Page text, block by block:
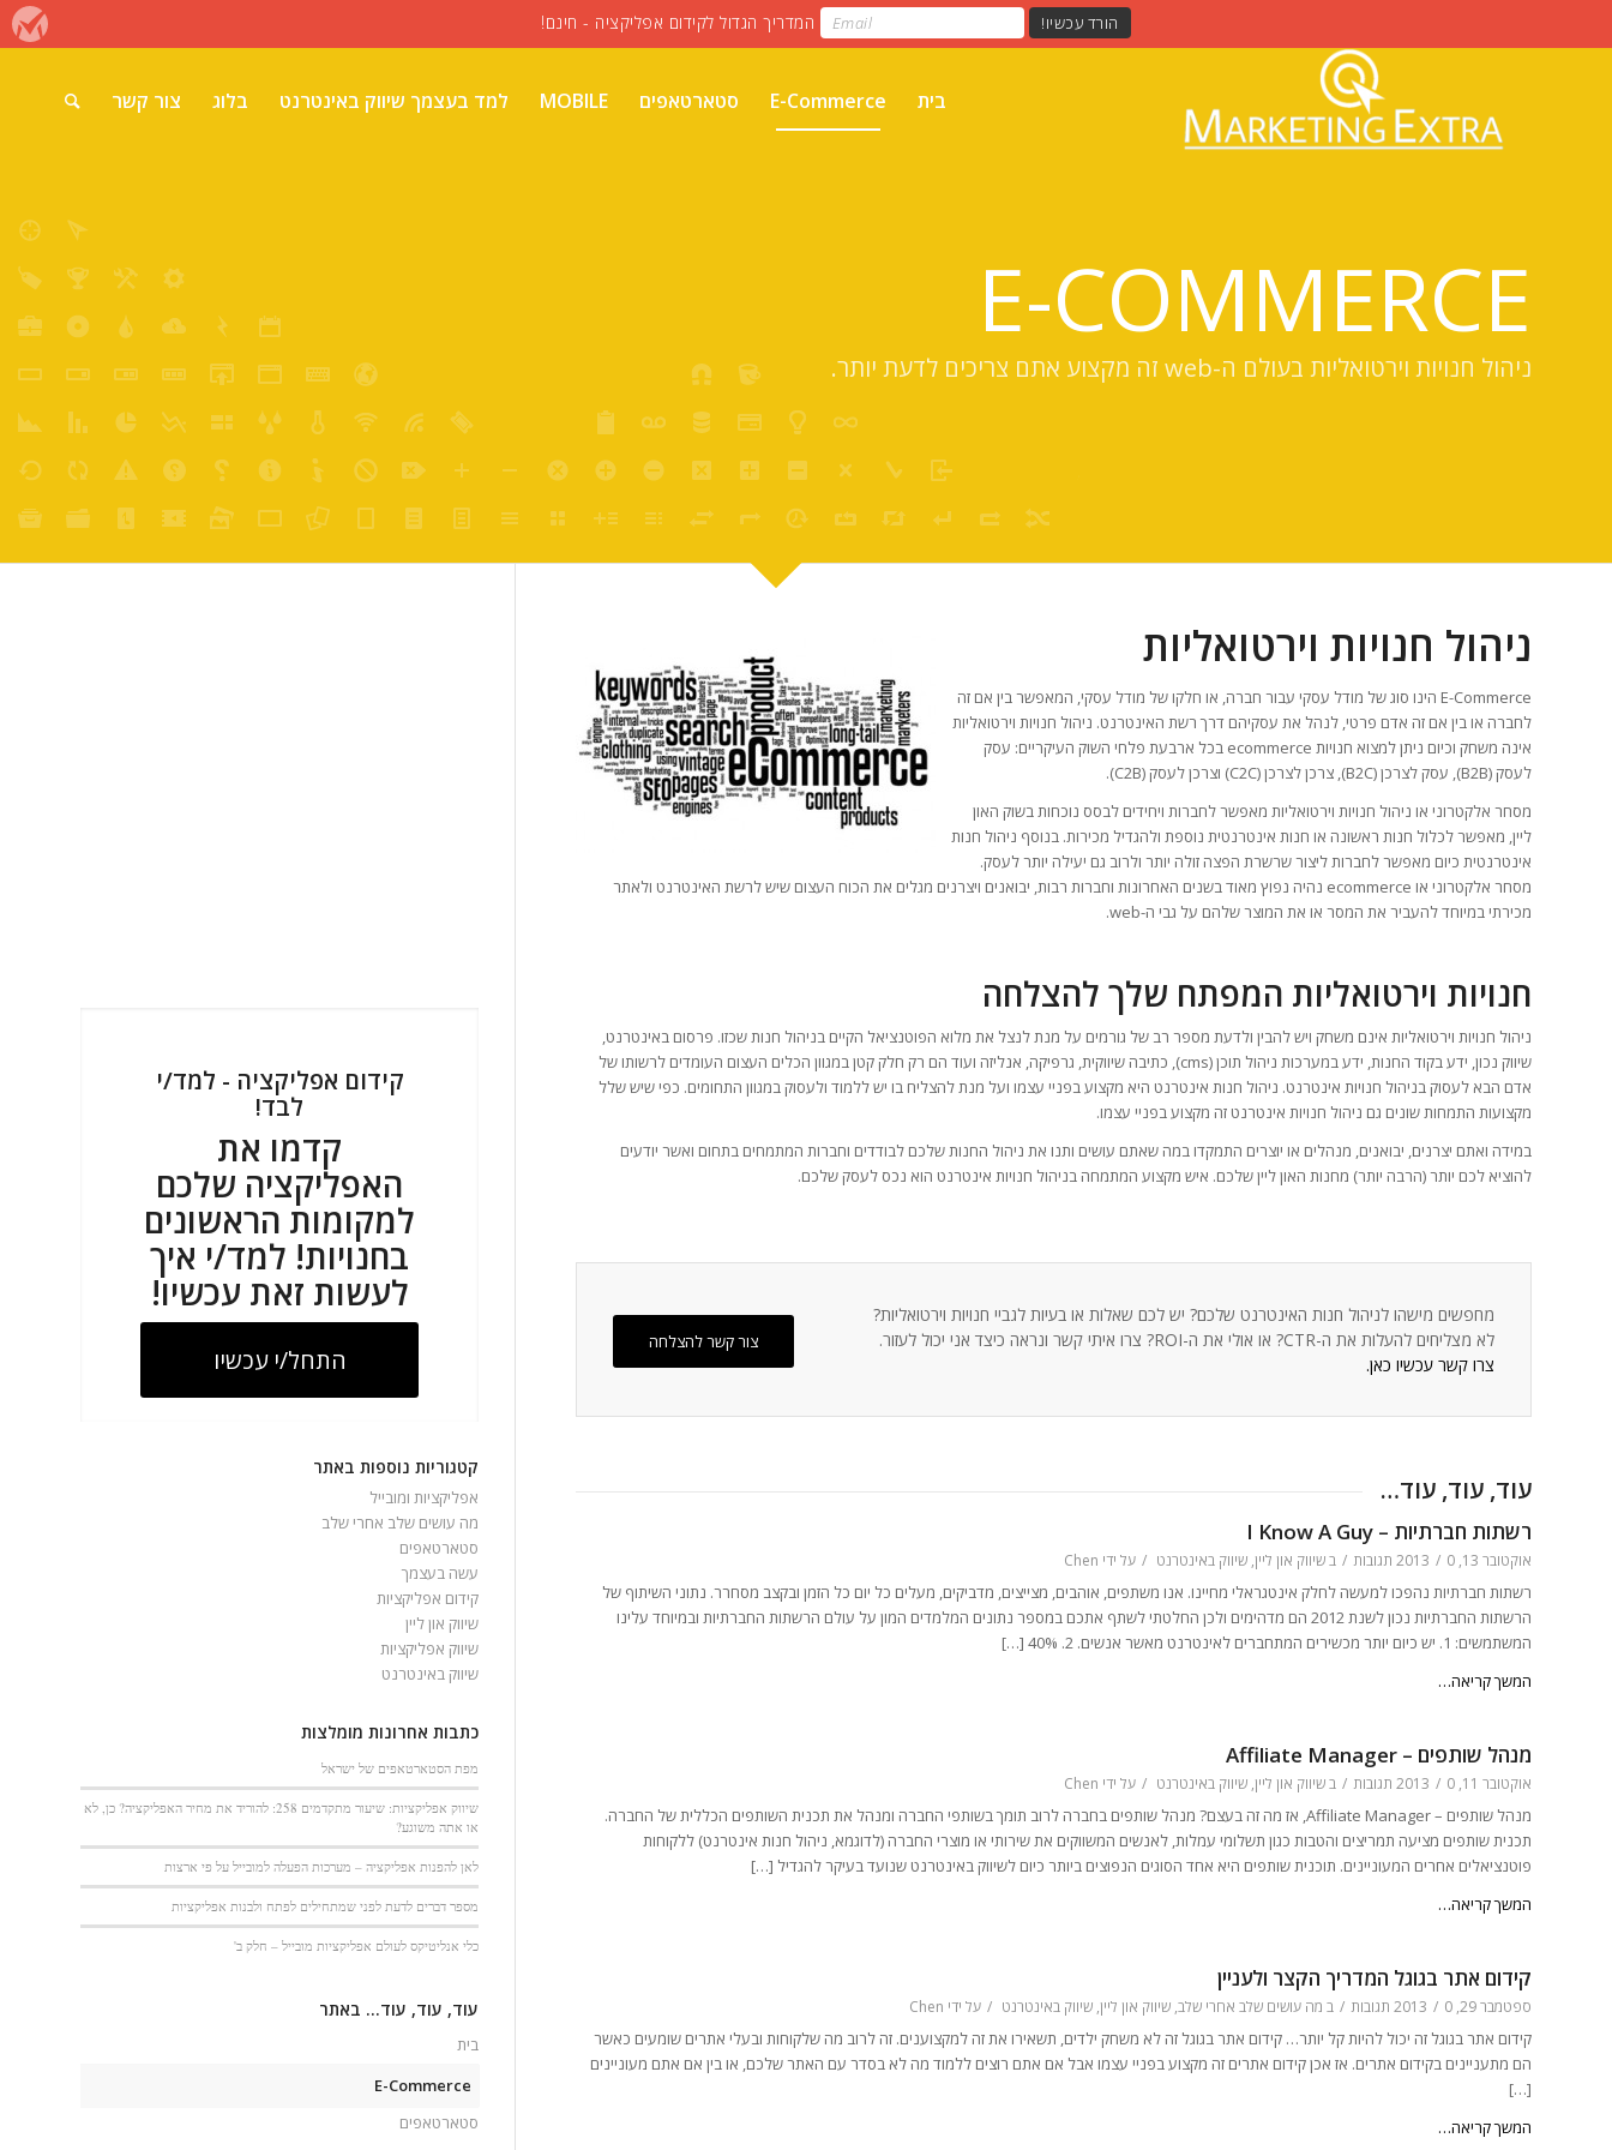
בית E-Commerce סטארטאפים MOBILE למד בעצמך שיווק באינטרנט בלוג צור קשר
E-COMMERCE
ניהול חנויות וירטואליות בעולם ה-web זה מקצוע אתם צריכים לדעת יותר.
ניהול חנויות וירטואליות
E-Commerce הינו סוג של מודל עסקי עבור חברה, או חלקו של מודל עסקי, המאפשר בין אם זה
לחברה או בין אם זה אדם פרטי, לנהל את עסקיהם דרך רשת האינטרנט. ניהול חנויות וירטואליות
אינה משחק וכיום ניתן למצוא חנויות ecommerce בכל ארבעת פלחי השוק העיקריים: עסק
לעסק (B2B), עסק לצרכן (B2C), צרכן לצרכן (C2C) וצרכן לעסק (C2B).
מסחר אלקטרוני או ניהול חנויות וירטואליות מאפשר לחברות ויחידים לבסס נוכחות בשוק האון
ליין, מאפשר לכלול חנות ראשונה או חנות אינטרנטית נוספת ולהגדיל מכירות. בנוסף ניהול חנות
אינטרנטית כיום מאפשר לחברות ליצור שרשרת הפצה זולה יותר ולרוב גם יעילה יותר לעסק.
מסחר אלקטרוני או ecommerce נהיה נפוץ מאוד בשנים האחרונות וחברות רבות, יבואנים ויצרנים מגלים את הכוח העצום שיש לרשת האינטרנט ולאתר
מכירתי במיוחד להעביר את המסר או את המוצר שלהם על גבי ה-web.
חנויות וירטואליות המפתח שלך להצלחה
ניהול חנויות וירטואליות אינם משחק ויש להבין ולדעת מספר רב של גורמים על מנת לנצל את מלוא הפוטנציאל הקיים בניהול חנות שכזו. פרסום באינטרנט,
שיווק נכון, ידע בקוד החנות, ידע במערכות ניהול תוכן (cms), כתיבה שיווקית, גרפיקה, אנליזה ועוד הם רק חלק קטן במגוון הכלים העצום העומדים לרשותו של
אדם הבא לעסוק בניהול חנויות אינטרנט. ניהול חנות אינטרנט היא מקצוע בפניי עצמו ועל מנת להצליח בו יש ללמוד ולעסוק במגוון התחומים. כפי שיש שלל
מקצועות התמחות שונים גם ניהול חנויות אינטרנט זה מקצוע בפניי עצמו.
במידה ואתם יצרנים, יבואנים, מנהלים או יוצרים התמקדו במה שאתם עושים ותנו את ניהול החנות שלכם לבודדים וחברות המתמחים בתחום ואשר יודעים
להוציא לכם יותר (הרבה יותר) מחנות האון ליין שלכם. איש מקצוע המתמחה בניהול חנויות אינטרנט הוא נכס לעסק שלכם.
מחפשים מישהו לניהול חנות האינטרנט שלכם? יש לכם שאלות או בעיות לגביי חנויות וירטואליות?
לא מצליחים להעלות את ה-CTR? או אולי את ה-ROI? צרו איתי קשר ונראה כיצד אני יכול לעזור.
צרו קשר עכשיו כאן.
צור קשר להצלחה
עוד, עוד, עוד…
רשתות חברתיות – I Know A Guy
אוקטובר 13, 2013 / 0 תגובות / בשיווק און ליין, שיווק באינטרנט / על ידי Chen
רשתות חברתיות נהפכו למעשה לחלק אינטגראלי מחיינו. אנו משתפים, אוהבים, מצייצים, מדביקים, מעלים כל יום כל הזמן ובקצב מסחרר. נתוני השיתוף של
הרשתות החברתיות נכון לשנת 2012 הם מדהימים ולכן החלטתי לשתף אתכם במספר נתונים המלמדים המון על עולם הרשתות החברתיות ובמיוחד עלינו
המשתמשים: 1. יש כיום יותר מכשירים המתחברים לאינטרנט מאשר אנשים. 2. 40% […]
המשך קריאה…
מנהל שותפים – Affiliate Manager
אוקטובר 11, 2013 / 0 תגובות / בשיווק און ליין, שיווק באינטרנט / על ידי Chen
מנהל שותפים – Affiliate Manager, אז מה זה בעצם? מנהל שותפים בחברה לרוב תומך בשותפי החברה ומנהל את תכנית השותפים הכללית של החברה.
תכנית שותפים מציעה תמריצים והטבות כגון תשלומי עמלות, לאנשים המשווקים את שירותי או מוצרי החברה (לדוגמא, ניהול חנות אינטרנט) ללקוחות
פוטנציאלים אחרים המעוניינים. תוכנית שותפים היא אחד הסוגים הנפוצים ביותר כיום לשיווק באינטרנט שנועד בעיקר להגדיל […]
המשך קריאה…
קידום אתר בגוגל המדריך הקצר ולעניין
ספטמבר 29, 2013 / 0 תגובות / ב מה עושים שלב אחרי שלב, שיווק און ליין, שיווק באינטרנט / על ידי Chen
קידום אתר בגוגל זה יכול להיות קל יותר… קידום אתר בגוגל זה לא משחק ילדים, תשאירו את זה למקצוענים. זה לרוב מה שלקוחות ובעלי אתרים שומעים כאשר
הם מתעניינים בקידום אתרים. אז אכן קידום אתרים זה מקצוע בפניי עצמו אבל אם אתם רוצים ללמוד מה לא בסדר עם האתר שלכם, או בין אם אתם מעוניינים
[…]
המשך קריאה…
קידום אפליקציה - למד/י
לבד!
קדמו את
האפליקציה שלכם
למקומות הראשונים
בחנויות! למד/י איך
לעשות זאת עכשיו!
התחל/י עכשיו
קטגוריות נוספות באתר
אפליקציות ומובייל
מה עושים שלב אחרי שלב
סטארטאפים
עשה בעצמך
קידום אפליקציות
שיווק און ליין
שיווק אפליקציות
שיווק באינטרנט
כתבות אחרונות מומלצות
מפת הסטארטאפים של ישראל
שיווק אפליקציות: שיעור מתקדמים 258: להוריד את מחיר האפליקציה? כן, לא
או אתה משוגע?
לאן להפנות אפליקציה – מערכות הפעלה למובייל על פי ארצות
מספר דברים לדעת לפני שמתחילים לפתח ולבנות אפליקציות
כלי אנליטיקס לעולם אפליקציות מובייל – חלק ב'
עוד, עוד, עוד… באתר
בית
E-Commerce
סטארטאפים